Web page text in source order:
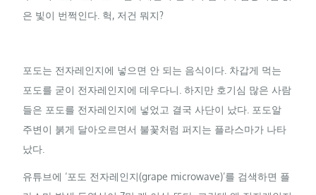
은 빛이 번쩍인다. 헉, 저건 뭐지?
포도는 전자레인지에 넣으면 안 되는 음식이다. 차갑게 먹는
포도를 굳이 전자레인지에 데우다니. 하지만 호기심 많은 사람
들은 포도를 전자레인지에 넣었고 결국 사단이 났다. 포도알
주변이 붉게 달아오르면서 불꽃처럼 퍼지는 플라스마가 나타
났다.
유튜브에 ‘포도 전자레인지(grape microwave)’를 검색하면 플